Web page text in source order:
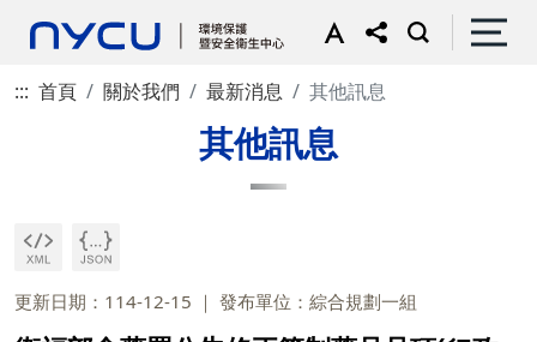
::: 首頁 關於我們 最新消息 其他訊息
其他訊息
更新日期：114-12-15 發布單位：綜合規劃一組